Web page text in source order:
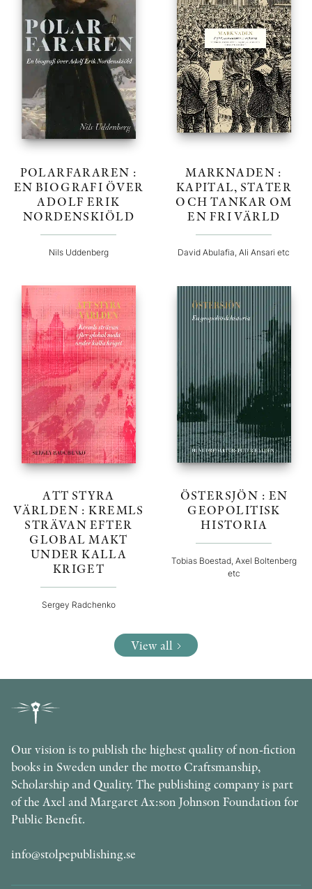
POLARFARAREN :
EN BIOGRAFI ÖVER
ADOLF ERIK
NORDENSKIÖLD
Nils Uddenberg
MARKNADEN :
KAPITAL, STATER
OCH TANKAR OM
EN FRI VÄRLD
David Abulafia, Ali Ansari etc
ATT STYRA
VÄRLDEN : KREMLS
STRÄVAN EFTER
GLOBAL MAKT
UNDER KALLA
KRIGET
Sergey Radchenko
ÖSTERSJÖN : EN
GEOPOLITISK
HISTORIA
Tobias Boestad, Axel Boltenberg
etc
View all
Our vision is to publish the highest quality of non-fiction
books in Sweden under the motto Craftsmanship,
Scholarship and Quality. The publishing company is part
of the Axel and Margaret Ax:son Johnson Foundation for
Public Benefit.
info@stolpepublishing.se